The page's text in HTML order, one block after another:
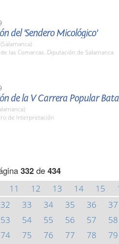
del 'Sendero Micológico'
de las Comarcas. Diputación de Salamanca
de la V Carrera Popular
de Interpretación
332de 434
11 12 13 14 15
32 33 34 35 36 37
53 54 55 56 57 58
74 75 76 77 78 79